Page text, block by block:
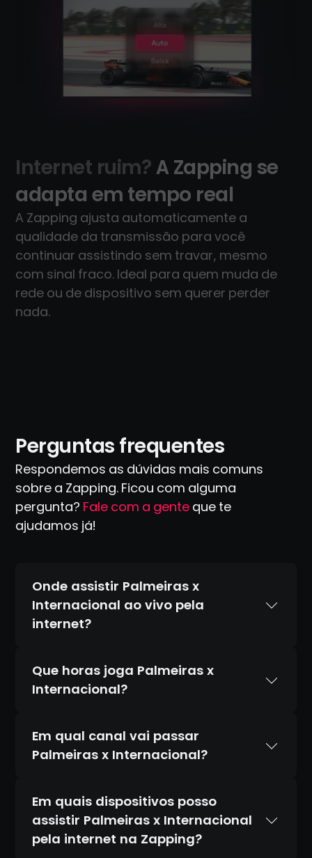
Internet ruim?A Zapping se
adapta em tempo real
A Zapping ajusta automaticamente a
qualidade da transmissão para você
continuar assistindo sem travar, mesmo
com sinal fraco. Ideal para quem muda de
rede ou de dispositivo sem querer perder
nada.
Perguntas frequentes
Respondemos as dúvidas mais comuns
sobre a Zapping. Ficou com alguma
pergunta? Fale com a gente que te
ajudamos já!
Onde assistir Palmeiras x
Internacional ao vivo pela
internet?
Que horas joga Palmeiras x
Internacional?
Em qual canal vai passar
Palmeiras x Internacional?
Em quais dispositivos posso
assistir Palmeiras x Internacional
pela internet na Zapping?